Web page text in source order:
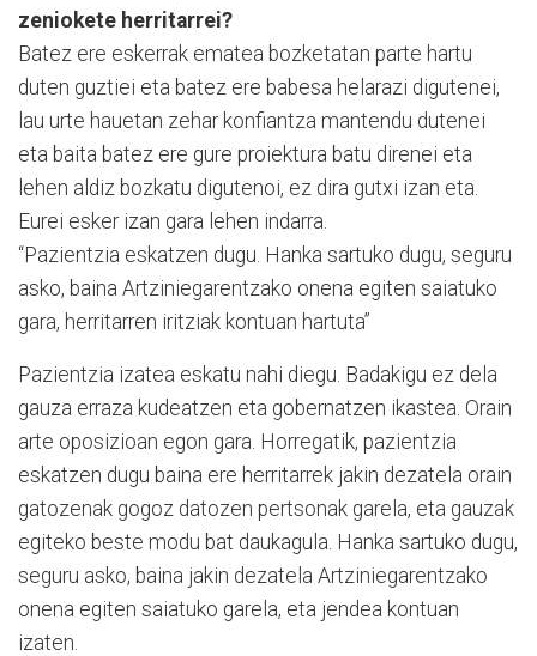
zeniokete herritarrei?
Batez ere eskerrak ematea bozketatan parte hartu
duten guztiei eta batez ere babesa helarazi digutenei,
lau urte hauetan zehar konfiantza mantendu dutenei
eta baita batez ere gure proiektura batu direnei eta
lehen aldiz bozkatu digutenoi, ez dira gutxi izan eta.
Eurei esker izan gara lehen indarra.
“Pazientzia eskatzen dugu. Hanka sartuko dugu, seguru
asko, baina Artziniegarentzako onena egiten saiatuko
gara, herritarren iritziak kontuan hartuta”
Pazientzia izatea eskatu nahi diegu. Badakigu ez dela
gauza erraza kudeatzen eta gobernatzen ikastea. Orain
arte oposizioan egon gara. Horregatik, pazientzia
eskatzen dugu baina ere herritarrek jakin dezatela orain
gatozenak gogoz datozen pertsonak garela, eta gauzak
egiteko beste modu bat daukagula. Hanka sartuko dugu,
seguru asko, baina jakin dezatela Artziniegarentzako
onena egiten saiatuko garela, eta jendea kontuan
izaten.